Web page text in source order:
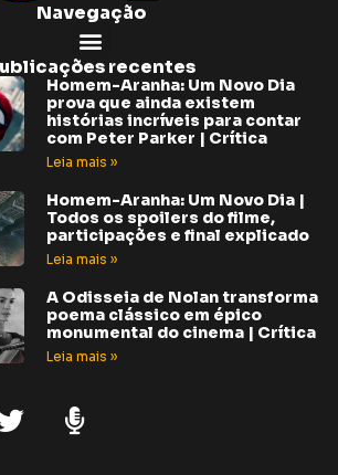
Navegação
recentes
Homem-Aranha: Um Novo Dia
prova que ainda existem
histórias incríveis para contar
com Peter Parker | Crítica
Leia mais »
Homem-Aranha: Um Novo Dia |
Todos os spoilers do filme,
participações e final explicado
Leia mais »
A Odisseia de Nolan transforma
poema clássico em épico
monumental do cinema | Crítica
Leia mais »